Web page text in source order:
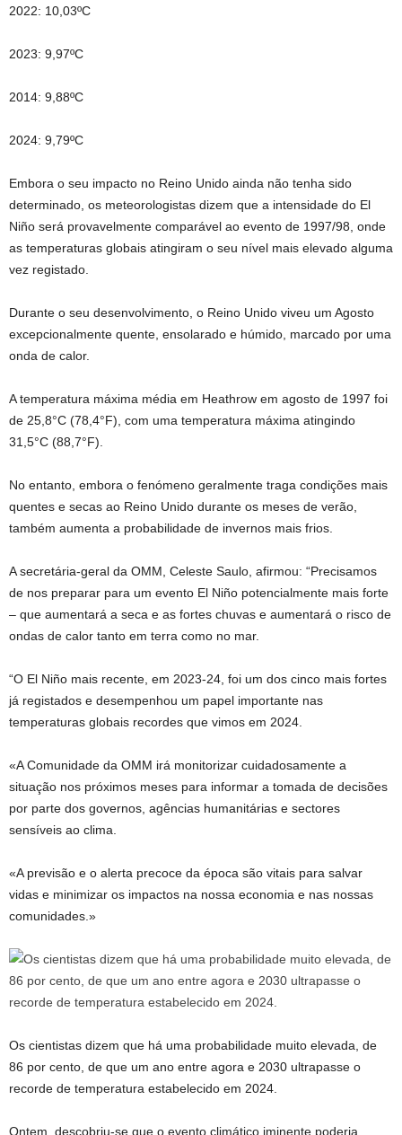
2022: 10,03ºC
2023: 9,97ºC
2014: 9,88ºC
2024: 9,79ºC
Embora o seu impacto no Reino Unido ainda não tenha sido
determinado, os meteorologistas dizem que a intensidade do El
Niño será provavelmente comparável ao evento de 1997/98, onde
as temperaturas globais atingiram o seu nível mais elevado alguma
vez registado.
Durante o seu desenvolvimento, o Reino Unido viveu um Agosto
excepcionalmente quente, ensolarado e húmido, marcado por uma
onda de calor.
A temperatura máxima média em Heathrow em agosto de 1997 foi
de 25,8°C (78,4°F), com uma temperatura máxima atingindo
31,5°C (88,7°F).
No entanto, embora o fenómeno geralmente traga condições mais
quentes e secas ao Reino Unido durante os meses de verão,
também aumenta a probabilidade de invernos mais frios.
A secretária-geral da OMM, Celeste Saulo, afirmou: “Precisamos
de nos preparar para um evento El Niño potencialmente mais forte
– que aumentará a seca e as fortes chuvas e aumentará o risco de
ondas de calor tanto em terra como no mar.
“O El Niño mais recente, em 2023-24, foi um dos cinco mais fortes
já registados e desempenhou um papel importante nas
temperaturas globais recordes que vimos em 2024.
«A Comunidade da OMM irá monitorizar cuidadosamente a
situação nos próximos meses para informar a tomada de decisões
por parte dos governos, agências humanitárias e sectores
sensíveis ao clima.
«A previsão e o alerta precoce da época são vitais para salvar
vidas e minimizar os impactos na nossa economia e nas nossas
comunidades.»
Os cientistas dizem que há uma probabilidade muito elevada, de
86 por cento, de que um ano entre agora e 2030 ultrapasse o
recorde de temperatura estabelecido em 2024.
Ontem, descobriu-se que o evento climático iminente poderia